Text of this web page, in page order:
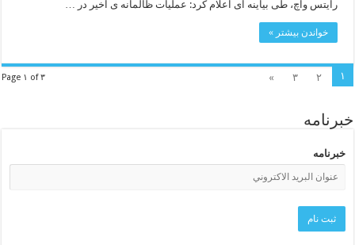
رایتس واچ، طی بیاینه ای اعلام کرد: عملیات ظالمانه ی اخیر در …
خواندن بیشتر »
Page ۱ of ۳ ۱ ۲ ۳ »
خبرنامه
خبرنامه